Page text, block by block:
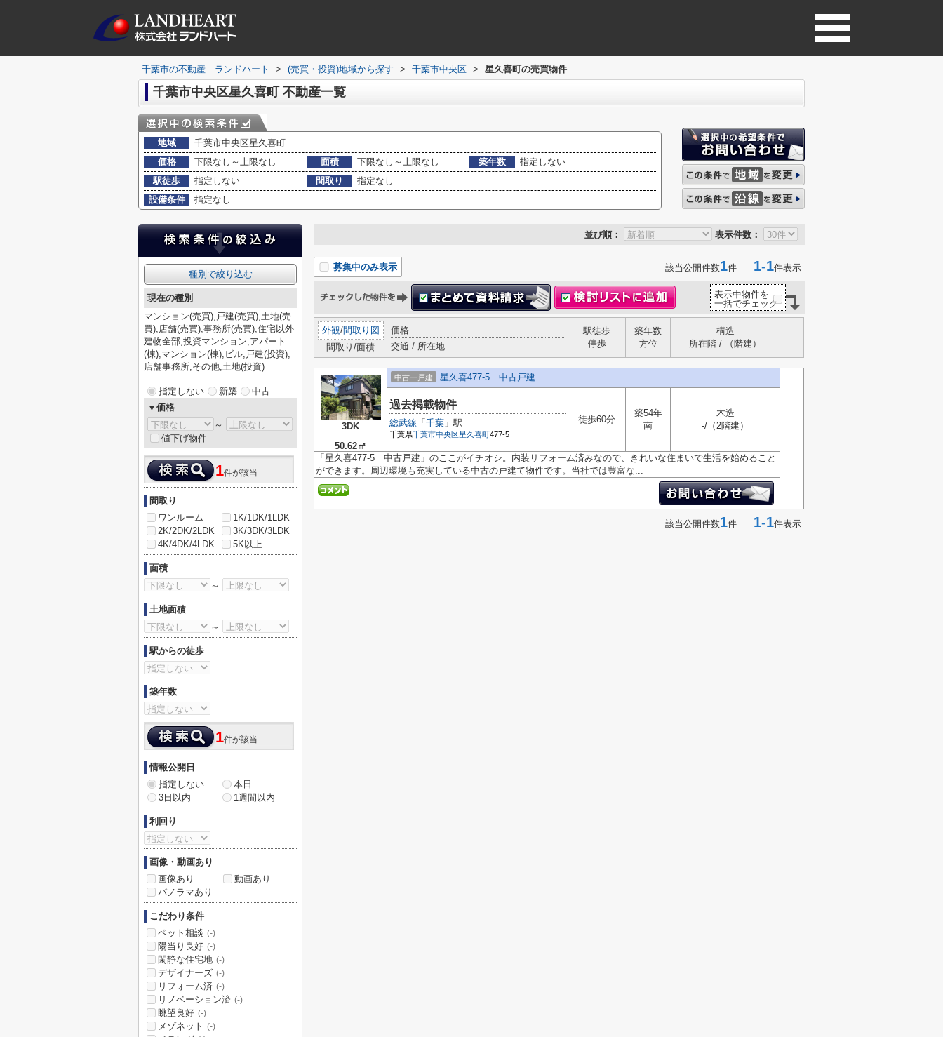
千葉市の不動産｜ランドハート > (売買・投資)地域から探す > 千葉市中央区 > 星久喜町の売買物件
千葉市中央区星久喜町 不動産一覧
地域
千葉市中央区星久喜町
価格
下限なし～上限なし 面積 下限なし～上限なし 築年数
指定しない
駅徒歩
指定しない 間取り
指定なし
設備条件
指定なし
並び順： 表示件数：
募集中のみ表示 該当公開件数1件 1-1件表示
表示中物件を
一括でチェック
外観/間取り図
間取り/面積
価格
交通 / 所在地
駅徒歩
停歩
築年数
方位
構造
所在階 / （階建）
3DK
50.62㎡
中古一戸建 星久喜477-5 中古戸建
過去掲載物件
総武線 「 千葉 」駅
千葉県千葉市中央区星久喜町477-5
徒歩60分
築54年
南
木造
-/（2階建）
「星久喜477-5 中古戸建」のここがイチオシ。内装リフォーム済みなので、きれいな住まいで生活を始めること
ができます。周辺環境も充実している中古の戸建て物件です。当社では豊富な...
該当公開件数1件 1-1件表示
種別で絞り込む
現在の種別
マンション(売買),戸建(売買),土地(売
買),店舗(売買),事務所(売買),住宅以外
建物全部,投資マンション,アパート
(棟),マンション(棟),ビル,戸建(投資),
店舗事務所,その他,土地(投資)
指定しない 新築
中古
▼価格
～
値下げ物件
1件が該当
間取り
ワンルーム
1K/1DK/1LDK
2K/2DK/2LDK
3K/3DK/3LDK
4K/4DK/4LDK
5K以上
面積
～
土地面積
～
駅からの徒歩
築年数
1件が該当
情報公開日
指定しない
本日
3日以内
1週間以内
利回り
画像・動画あり
画像あり
動画あり
パノラマあり
こだわり条件
ペット相談 (-)
陽当り良好 (-)
閑静な住宅地 (-)
デザイナーズ (-)
リフォーム済 (-)
リノベーション済 (-)
眺望良好 (-)
メゾネット (-)